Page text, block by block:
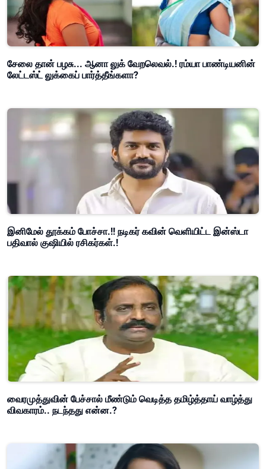
சேலை தான் பழசு... ஆனா லுக் வேறலெவல்.! ரம்யா பாண்டியனின்
லேட்டஸ்ட் லுக்கைப் பார்த்தீங்களா?
இனிமேல் தூக்கம் போச்சா.!! நடிகர் கவின் வெளியிட்ட இன்ஸ்டா
பதிவால் குஷியில் ரசிகர்கள்.!
வைரமுத்துவின் பேச்சால் மீண்டும் வெடித்த தமிழ்த்தாய் வாழ்த்து
விவகாரம்.. நடந்தது என்ன.?